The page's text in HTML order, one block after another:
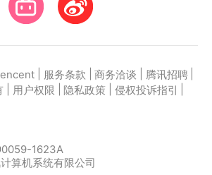
服务条款 商务洽谈 腾讯招聘
用户权限 隐私政策 侵权投诉指引
1623A
算机系统有限公司